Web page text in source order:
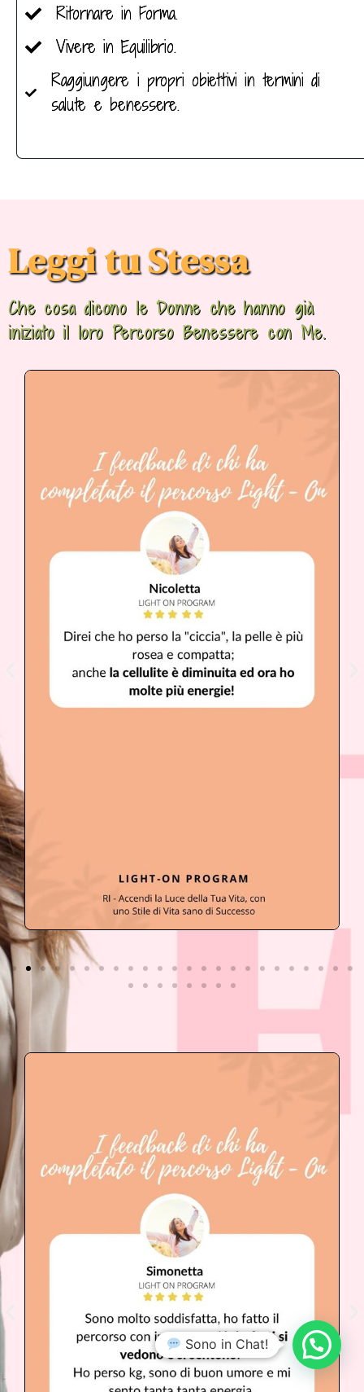
Ritornare in Forma.
Vivere in Equilibrio.
Raggiungere i propri obiettivi in termini di
salute e benessere.
Leggi tu Stessa
Che cosa dicono le Donne che hanno già
iniziato il loro Percorso Benessere con Me.
Sono in Chat!